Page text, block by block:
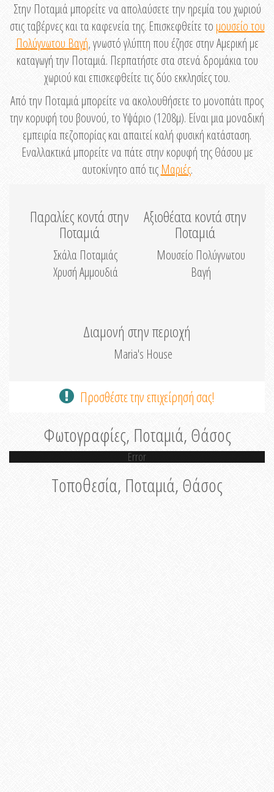
Στην Ποταμιά μπορείτε να απολαύσετε την ηρεμία του χωριού
στις ταβέρνες και τα καφενεία της. Επισκεφθείτε το μουσείο του
Πολύγνωτου Βαγή, γνωστό γλύπτη που έζησε στην Αμερική με
καταγωγή την Ποταμιά. Περπατήστε στα στενά δρομάκια του
χωριού και επισκεφθείτε τις δύο εκκλησίες του.
Από την Ποταμιά μπορείτε να ακολουθήσετε το μονοπάτι προς
την κορυφή του βουνού, το Υψάριο (1208μ). Είναι μια μοναδική
εμπειρία πεζοπορίας και απαιτεί καλή φυσική κατάσταση.
Εναλλακτικά μπορείτε να πάτε στην κορυφή της Θάσου με
αυτοκίνητο από τις Μαριές.
Παραλίες κοντά στην
Ποταμιά
Σκάλα Ποταμιάς
Χρυσή Αμμουδιά
Αξιοθέατα κοντά στην
Ποταμιά
Μουσείο Πολύγνωτου
Βαγή
Διαμονή στην περιοχή
Maria's House
Προσθέστε την επιχείρησή σας!
Φωτογραφίες, Ποταμιά, Θάσος
Error
Τοποθεσία, Ποταμιά, Θάσος